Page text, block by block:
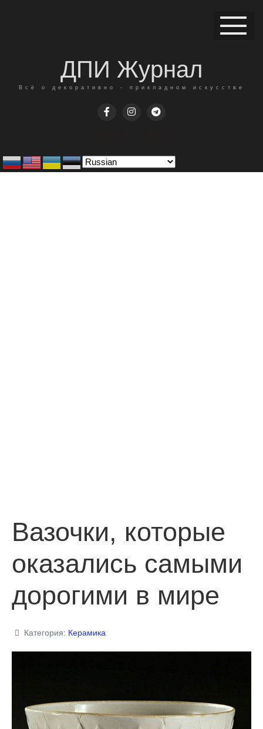
ДПИ Журнал
Всё о декоративно - прикладном искусстве
Вазочки, которые
оказались самыми
дорогими в мире
Категория: Керамика